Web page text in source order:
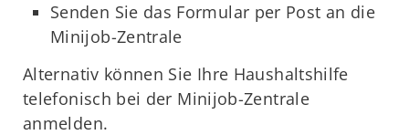
Senden Sie das Formular per Post an die
Minijob-Zentrale
Alternativ können Sie Ihre Haushaltshilfe
telefonisch bei der Minijob-Zentrale
anmelden.